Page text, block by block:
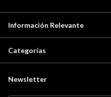
Información Relevante
Categorías
Newsletter